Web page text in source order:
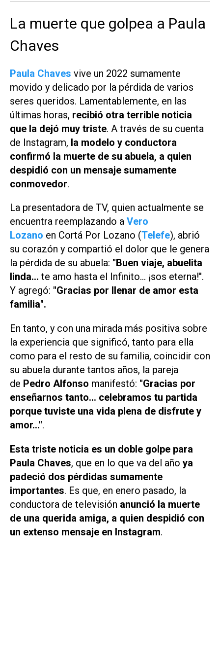
La muerte que golpea a Paula
Chaves
Paula Chaves vive un 2022 sumamente
movido y delicado por la pérdida de varios
seres queridos. Lamentablemente, en las
últimas horas, recibió otra terrible noticia
que la dejó muy triste. A través de su cuenta
de Instagram, la modelo y conductora
confirmó la muerte de su abuela, a quien
despidió con un mensaje sumamente
conmovedor.
La presentadora de TV, quien actualmente se
encuentra reemplazando a Vero
Lozano en Cortá Por Lozano (Telefe), abrió
su corazón y compartió el dolor que le genera
la pérdida de su abuela: "Buen viaje, abuelita
linda… te amo hasta el Infinito… ¡sos eterna!".
Y agregó: "Gracias por llenar de amor esta
familia".
En tanto, y con una mirada más positiva sobre
la experiencia que significó, tanto para ella
como para el resto de su familia, coincidir con
su abuela durante tantos años, la pareja
de Pedro Alfonso manifestó: "Gracias por
enseñarnos tanto… celebramos tu partida
porque tuviste una vida plena de disfrute y
amor…".
Esta triste noticia es un doble golpe para
Paula Chaves, que en lo que va del año ya
padeció dos pérdidas sumamente
importantes. Es que, en enero pasado, la
conductora de televisión anunció la muerte
de una querida amiga, a quien despidió con
un extenso mensaje en Instagram.